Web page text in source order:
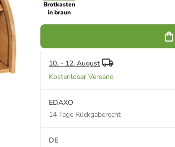
Brotkasten
in braun
10. - 12. August
Kostenloser Versand
EDAXO
14 Tage Rückgaberecht
DE